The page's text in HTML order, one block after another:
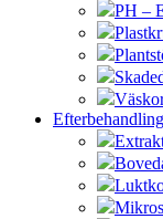
PH –
Efterbehandling